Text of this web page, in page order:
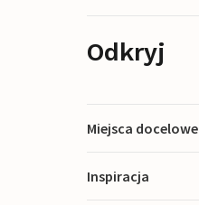
Odkryj
Miejsca docelowe
Inspiracja